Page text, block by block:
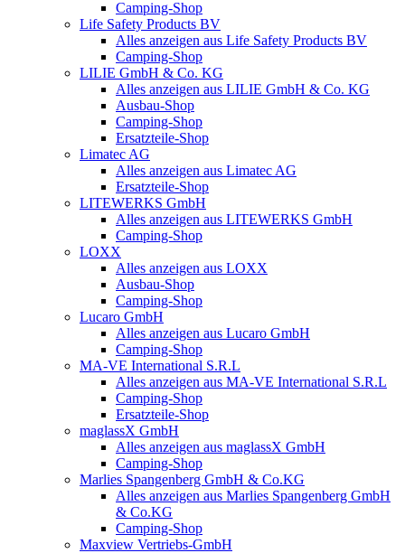
Camping-Shop
Life Safety Products BV
Alles anzeigen aus Life Safety Products BV
Camping-Shop
LILIE GmbH & Co. KG
Alles anzeigen aus LILIE GmbH & Co. KG
Ausbau-Shop
Camping-Shop
Ersatzteile-Shop
Limatec AG
Alles anzeigen aus Limatec AG
Ersatzteile-Shop
LITEWERKS GmbH
Alles anzeigen aus LITEWERKS GmbH
Camping-Shop
LOXX
Alles anzeigen aus LOXX
Ausbau-Shop
Camping-Shop
Lucaro GmbH
Alles anzeigen aus Lucaro GmbH
Camping-Shop
MA-VE International S.R.L
Alles anzeigen aus MA-VE International S.R.L
Camping-Shop
Ersatzteile-Shop
maglassX GmbH
Alles anzeigen aus maglassX GmbH
Camping-Shop
Marlies Spangenberg GmbH & Co.KG
Alles anzeigen aus Marlies Spangenberg GmbH
& Co.KG
Camping-Shop
Maxview Vertriebs-GmbH